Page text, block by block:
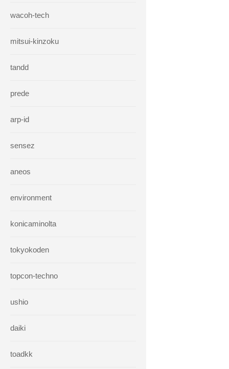
wacoh-tech
mitsui-kinzoku
tandd
prede
arp-id
sensez
aneos
environment
konicaminolta
tokyokoden
topcon-techno
ushio
daiki
toadkk